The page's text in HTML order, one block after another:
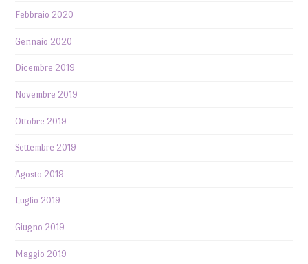
Febbraio 2020
Gennaio 2020
Dicembre 2019
Novembre 2019
Ottobre 2019
Settembre 2019
Agosto 2019
Luglio 2019
Giugno 2019
Maggio 2019